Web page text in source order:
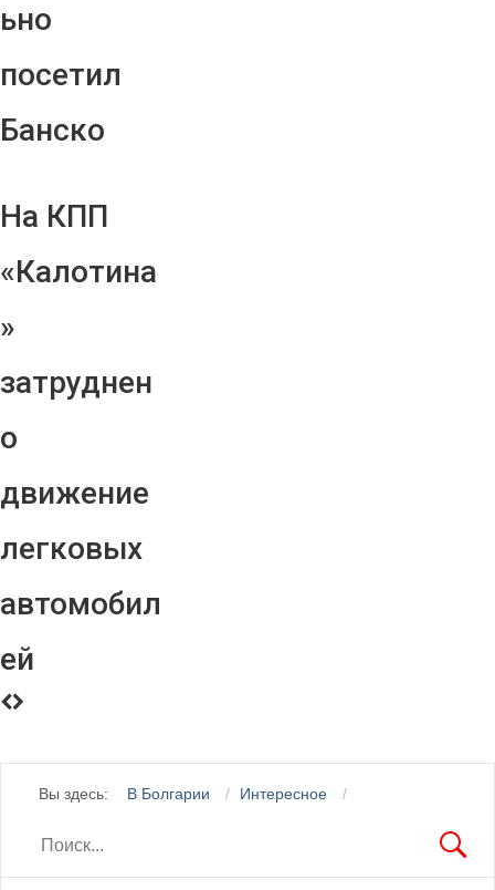
ьно
посетил
Банско
На КПП
«Калотина
»
затруднен
о
движение
легковых
автомобил
ей
Вы здесь: В Болгарии Интересное